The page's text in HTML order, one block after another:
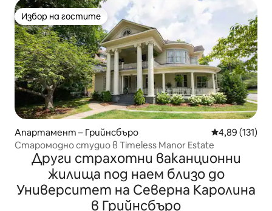
Избор на гостите
Избор на гостите
Апартамент – Грийнсбъро Средна
4,89 (131)
Старомодно студио в Timeless Manor Estate
Други страхотни ваканционни
жилища под наем близо до
Университет на Северна Каролина
в Грийнсбъро